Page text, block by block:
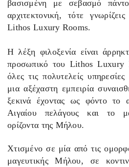
βασισμένη με σεβασμό
αρχιτεκτονική, τότε
Lithos Luxury Rooms.
Η λέξη φιλοξενία είναι
προσωπικό του Lithos Luxury
όλες τις πολυτελείς
μια αξέχαστη εμπειρία
ξεκινά έχοντας ως φόντο το
Αιγαίου πελάγους και το
ορίζοντα της Μήλου.
Χτισμένο σε μία από τις
μαγευτικής Μήλου, σε